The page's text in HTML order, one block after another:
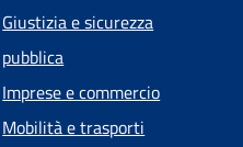
Giustizia e sicurezza
pubblica
Imprese e commercio
Mobilità e trasporti